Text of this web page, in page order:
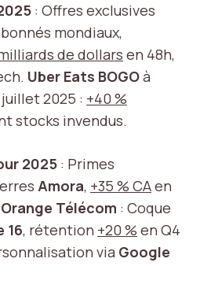
: Offres exclusives
mondiaux,
de dollars en 48h,
Uber Eats BOGOà
2025 : +40 %
stocks invendus.
2025 : Primes
Amora, +35 % CAen
Orange Télécom : Coque
16, rétention +20 % en Q4
via Google